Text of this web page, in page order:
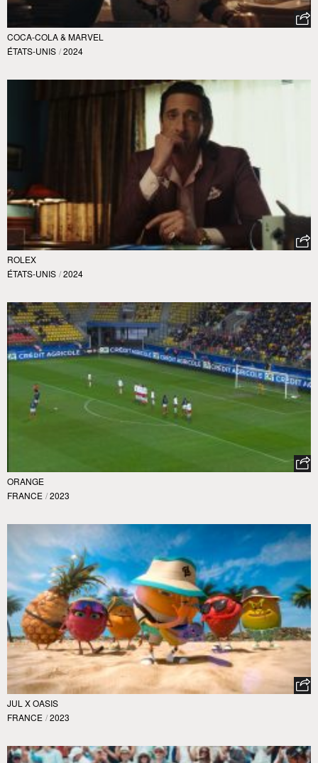
COCA-COLA & MARVEL
ÉTATS-UNIS / 2024
ROLEX
ÉTATS-UNIS / 2024
ORANGE
FRANCE / 2023
JUL X OASIS
FRANCE / 2023